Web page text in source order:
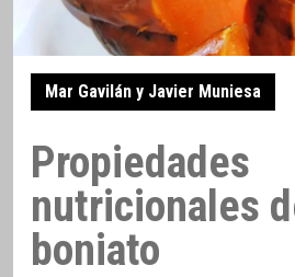
Mar Gavilán y Javier Muniesa
Propiedades
nutricionales
boniato